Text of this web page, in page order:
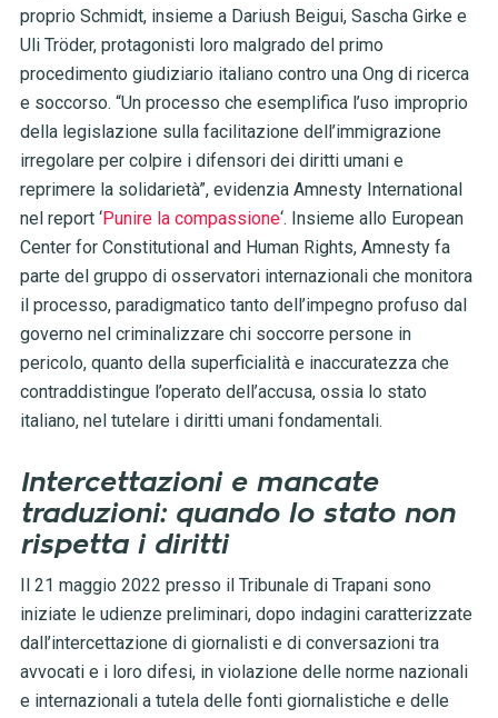
proprio Schmidt, insieme a Dariush Beigui, Sascha Girke e
Uli Tröder, protagonisti loro malgrado del primo
procedimento giudiziario italiano contro una Ong di ricerca
e soccorso. “Un processo che esemplifica l’uso improprio
della legislazione sulla facilitazione dell’immigrazione
irregolare per colpire i difensori dei diritti umani e
reprimere la solidarietà”, evidenzia Amnesty International
nel report ‘Punire la compassione‘. Insieme allo European
Center for Constitutional and Human Rights, Amnesty fa
parte del gruppo di osservatori internazionali che monitora
il processo, paradigmatico tanto dell’impegno profuso dal
governo nel criminalizzare chi soccorre persone in
pericolo, quanto della superficialità e inaccuratezza che
contraddistingue l’operato dell’accusa, ossia lo stato
italiano, nel tutelare i diritti umani fondamentali.
Intercettazioni e mancate
traduzioni: quando lo stato non
rispetta i diritti
Il 21 maggio 2022 presso il Tribunale di Trapani sono
iniziate le udienze preliminari, dopo indagini caratterizzate
dall’intercettazione di giornalisti e di conversazioni tra
avvocati e i loro difesi, in violazione delle norme nazionali
e internazionali a tutela delle fonti giornalistiche e delle